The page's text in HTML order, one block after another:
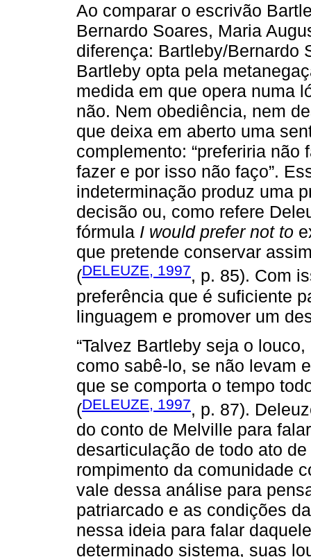
Ao comparar o escrivão
Bernardo Soares, Maria
diferença: Bartleby/Bernardo
Bartleby opta pela
medida em que opera numa
não. Nem obediência, nem
que deixa em aberto uma
complemento: “preferiria não
fazer e por isso não faço”.
indeterminação produz uma
decisão ou, como refere
fórmula I would prefer not to
que pretende conservar
(DELEUZE, 1997, p. 85). Com
preferência que é suficiente
linguagem e promover um
“Talvez Bartleby seja o
como sabê-lo, se não levam
que se comporta o tempo
(DELEUZE, 1997, p. 87).
do conto de Melville para
desarticulação de todo ato
rompimento da comunidade
vale dessa análise para
patriarcado e as condições
nessa ideia para falar
determinado sistema, suas